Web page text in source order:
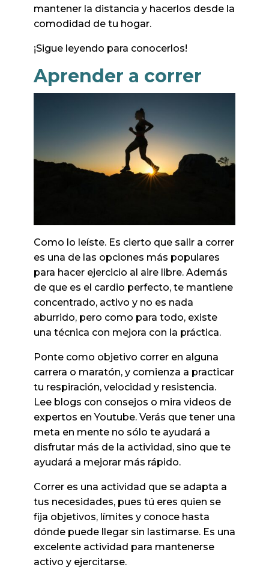
mantener la distancia y hacerlos desde la
comodidad de tu hogar.
¡Sigue leyendo para conocerlos!
Aprender a correr
Como lo leíste. Es cierto que salir a correr
es una de las opciones más populares
para hacer ejercicio al aire libre. Además
de que es el cardio perfecto, te mantiene
concentrado, activo y no es nada
aburrido, pero como para todo, existe
una técnica con mejora con la práctica.
Ponte como objetivo correr en alguna
carrera o maratón, y comienza a practicar
tu respiración, velocidad y resistencia.
Lee blogs con consejos o mira videos de
expertos en Youtube. Verás que tener una
meta en mente no sólo te ayudará a
disfrutar más de la actividad, sino que te
ayudará a mejorar más rápido.
Correr es una actividad que se adapta a
tus necesidades, pues tú eres quien se
fija objetivos, límites y conoce hasta
dónde puede llegar sin lastimarse. Es una
excelente actividad para mantenerse
activo y ejercitarse.